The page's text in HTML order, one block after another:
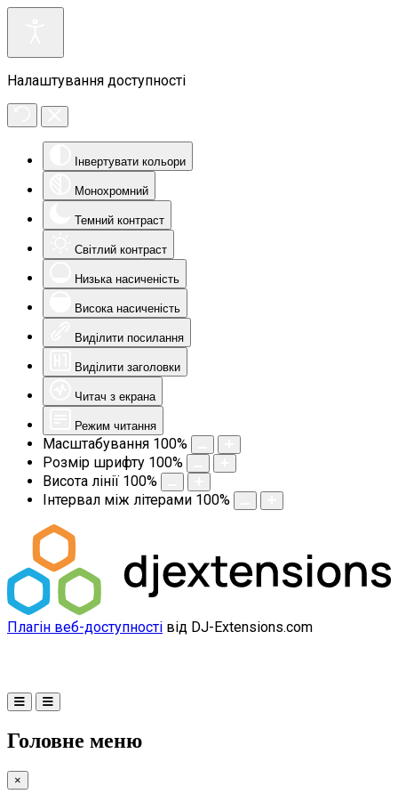
Налаштування доступності
Інвертувати кольори
Монохромний
Темний контраст
Світлий контраст
Низька насиченість
Висока насиченість
Виділити посилання
Виділити заголовки
Читач з екрана
Режим читання
Масштабування 100%
Розмір шрифту 100%
Висота лінії 100%
Інтервал між літерами 100%
Плагін веб-доступності від DJ-Extensions.com
Головне меню
×